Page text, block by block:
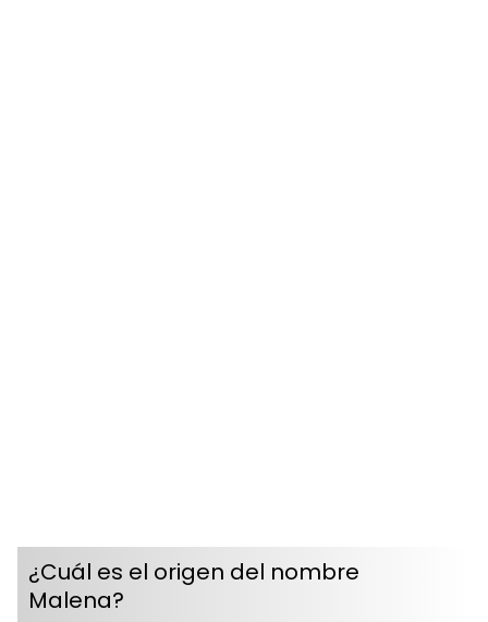
¿Cuál es el origen del nombre
Malena?